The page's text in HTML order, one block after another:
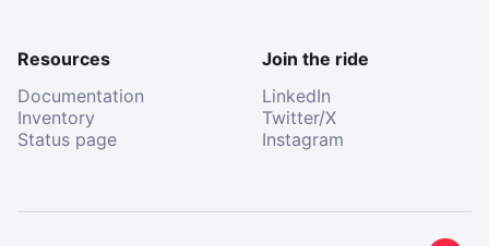
Resources
Documentation
Inventory
Status page
Join the ride
LinkedIn
Twitter/X
Instagram